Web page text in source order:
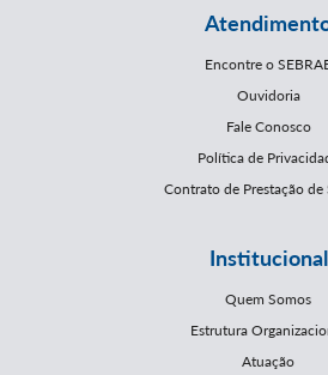
Encontre o
Ouvidoria
Fale Conosco
Política de
Contrato de Prestação de
Institucional
Quem Somos
Estrutura
Atuação